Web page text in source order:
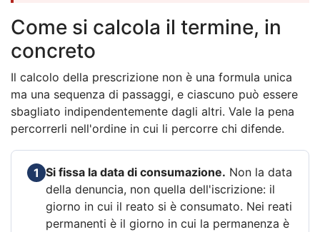
Come si calcola il termine, in
concreto
Il calcolo della prescrizione non è una formula unica
ma una sequenza di passaggi, e ciascuno può essere
sbagliato indipendentemente dagli altri. Vale la pena
percorrerli nell'ordine in cui li percorre chi difende.
1 Si fissa la data di consumazione. Non la data
della denuncia, non quella dell'iscrizione: il
giorno in cui il reato si è consumato. Nei reati
permanenti è il giorno in cui la permanenza è